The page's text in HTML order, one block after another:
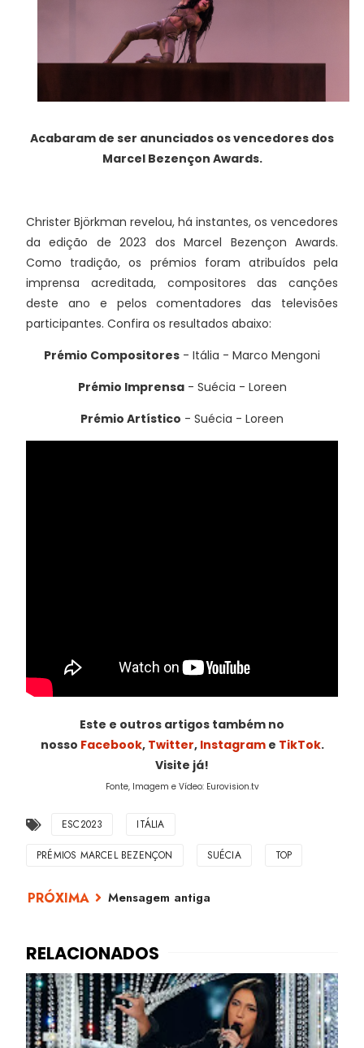
Acabaram de ser anunciados os vencedores dos
Marcel Bezençon Awards.
Christer Björkman revelou, há instantes, os vencedores
da edição de 2023 dos Marcel Bezençon Awards.
Como tradição, os prémios foram atribuídos pela
imprensa acreditada, compositores das canções
deste ano e pelos comentadores das televisões
participantes. Confira os resultados abaixo:
Prémio Compositores - Itália - Marco Mengoni
Prémio Imprensa- Suécia - Loreen
Prémio Artístico - Suécia - Loreen
Este e outros artigos também no
nosso Facebook, Twitter, Instagrame TikTok.
Visite já!
Fonte, Imagem e Vídeo: Eurovision.tv
ESC2023 ITÁLIA
PRÉMIOS MARCEL BEZENÇON SUÉCIA TOP
Mensagem antiga